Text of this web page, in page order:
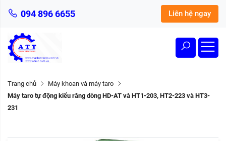
094 896 6655 Liên hệ ngay
Trang chủ
Máy khoan và máy taro
Máy taro tự động kiểu răng dòng HD-AT và HT1-203, HT2-223 và HT3-
231